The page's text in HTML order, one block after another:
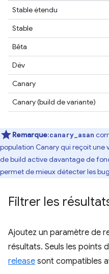
Stable étendu
Stable
Bêta
Dév
Canary
Canary (build de variante)
Remarque:canary_asan
population Canary qui reçoit
de build active davantage de
permet de mieux détecter les
Filtrer les
Ajoutez un paramètre de
résultats. Seuls les points
release sont compatibles